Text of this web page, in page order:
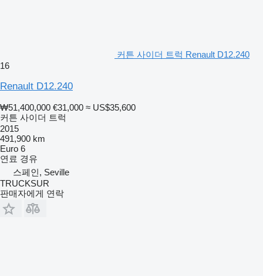
커튼 사이더 트럭 Renault D12.240
16
Renault D12.240
₩51,400,000 €31,000 ≈ US$35,600
커튼 사이더 트럭
2015
491,900 km
Euro 6
연료 경유
스페인, Seville
TRUCKSUR
판매자에게 연락